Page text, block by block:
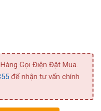
3M 50-125/2.2 số lượng
Gọi Điện Đặt Mua.
để nhận tư vấn chính